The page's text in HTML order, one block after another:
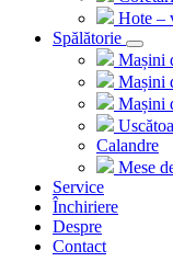
Hote –
Spălătorie
Mașini
Mașini
Mașini
Calandre
Mese
Service
Închiriere
Despre
Contact